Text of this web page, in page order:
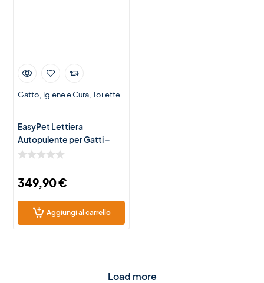
Gatto Igiene e Cura Toilette
EasyPet Lettiera
Autopulente per Gatti –
Toilette Automatica Smart
349,90€
Aggiungi al carrello
Load more